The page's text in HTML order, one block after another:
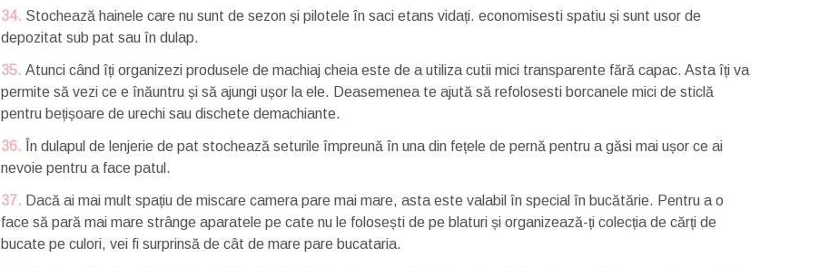
34. Stochează hainele care nu sunt de sezon și pilotele în saci etans vidați. economisesti spatiu și sunt usor de
depozitat sub pat sau în dulap.
35. Atunci când îți organizezi produsele de machiaj cheia este de a utiliza cutii mici transparente fără capac. Asta îți va
permite să vezi ce e înăuntru și să ajungi ușor la ele. Deasemenea te ajută să refolosesti borcanele mici de sticlă
pentru bețișoare de urechi sau dischete demachiante.
36. În dulapul de lenjerie de pat stochează seturile împreună în una din fețele de pernă pentru a găsi mai ușor ce ai
nevoie pentru a face patul.
37. Dacă ai mai mult spațiu de miscare camera pare mai mare, asta este valabil în special în bucătărie. Pentru a o
face să pară mai mare strânge aparatele pe cate nu le folosești de pe blaturi și organizează-ți colecția de cărți de
bucate pe culori, vei fi surprinsă de cât de mare pare bucataria.